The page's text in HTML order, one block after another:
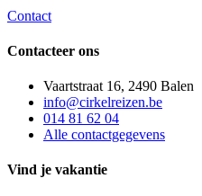
Contact
Contacteer ons
Vaartstraat 16, 2490 Balen
info@cirkelreizen.be
014 81 62 04
Alle contactgegevens
Vind je vakantie